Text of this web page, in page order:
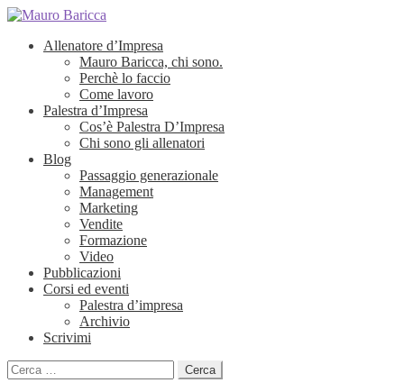
Allenatore d’Impresa
Mauro Baricca, chi sono.
Perchè lo faccio
Come lavoro
Palestra d’Impresa
Cos’è Palestra D’Impresa
Chi sono gli allenatori
Blog
Passaggio generazionale
Management
Marketing
Vendite
Formazione
Video
Pubblicazioni
Corsi ed eventi
Palestra d’impresa
Archivio
Scrivimi
Ricerca
per: